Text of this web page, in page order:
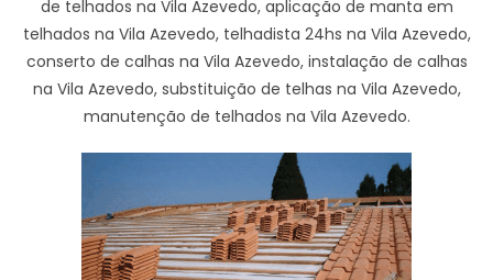
de telhados na Vila Azevedo, aplicação de manta em
telhados na Vila Azevedo, telhadista 24hs na Vila Azevedo,
conserto de calhas na Vila Azevedo, instalação de calhas
na Vila Azevedo, substituição de telhas na Vila Azevedo,
manutenção de telhados na Vila Azevedo.